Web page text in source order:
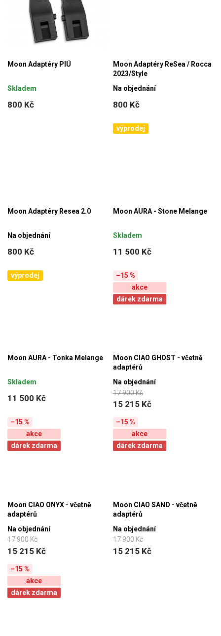
Moon Adaptéry PIÚ
800 Kč
Skladem
Moon Adaptéry ReSea / Rocca
2023/Style
800 Kč
Na objednání
Moon Adaptéry Resea 2.0
800 Kč
Na objednání
výprodej
Moon AURA - Stone Melange
11 500 Kč
Skladem
výprodej
Moon AURA - Tonka Melange
11 500 Kč
Skladem
–15 %
akce
dárek zdarma
Moon CIAO GHOST - včetně
adaptérů
17 900 Kč
15 215 Kč
Na objednání
–15 %
akce
dárek zdarma
Moon CIAO ONYX - včetně
adaptérů
17 900 Kč
15 215 Kč
Na objednání
–15 %
akce
dárek zdarma
Moon CIAO SAND - včetně
adaptérů
17 900 Kč
15 215 Kč
Na objednání
–15 %
akce
dárek zdarma